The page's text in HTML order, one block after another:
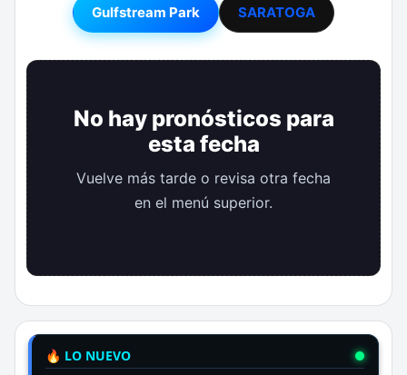
Gulfstream Park SARATOGA
No hay pronósticos para
esta fecha
Vuelve más tarde o revisa otra fecha
en el menú superior.
🔥 LO NUEVO